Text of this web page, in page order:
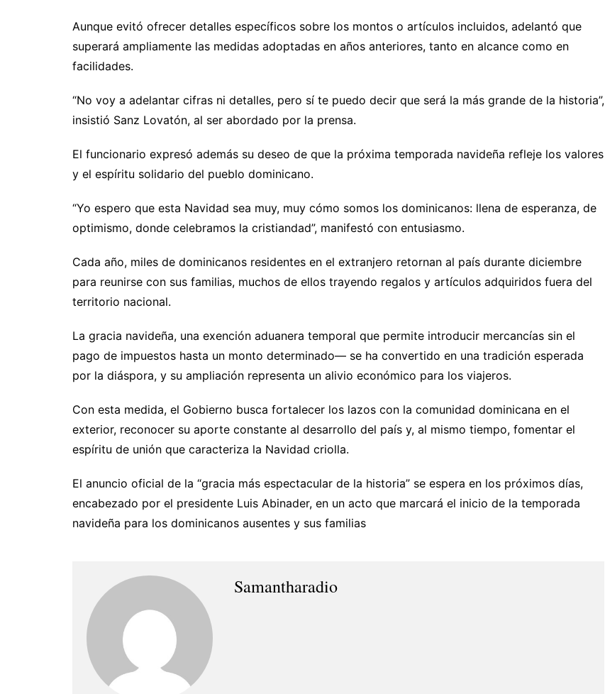
Aunque evitó ofrecer detalles específicos sobre los montos o artículos incluidos, adelantó que
superará ampliamente las medidas adoptadas en años anteriores, tanto en alcance como en
facilidades.
“No voy a adelantar cifras ni detalles, pero sí te puedo decir que será la más grande de la historia”,
insistió Sanz Lovatón, al ser abordado por la prensa.
El funcionario expresó además su deseo de que la próxima temporada navideña refleje los valores
y el espíritu solidario del pueblo dominicano.
“Yo espero que esta Navidad sea muy, muy cómo somos los dominicanos: llena de esperanza, de
optimismo, donde celebramos la cristiandad”, manifestó con entusiasmo.
Cada año, miles de dominicanos residentes en el extranjero retornan al país durante diciembre
para reunirse con sus familias, muchos de ellos trayendo regalos y artículos adquiridos fuera del
territorio nacional.
La gracia navideña, una exención aduanera temporal que permite introducir mercancías sin el
pago de impuestos hasta un monto determinado— se ha convertido en una tradición esperada
por la diáspora, y su ampliación representa un alivio económico para los viajeros.
Con esta medida, el Gobierno busca fortalecer los lazos con la comunidad dominicana en el
exterior, reconocer su aporte constante al desarrollo del país y, al mismo tiempo, fomentar el
espíritu de unión que caracteriza la Navidad criolla.
El anuncio oficial de la “gracia más espectacular de la historia” se espera en los próximos días,
encabezado por el presidente Luis Abinader, en un acto que marcará el inicio de la temporada
navideña para los dominicanos ausentes y sus familias
Samantharadio